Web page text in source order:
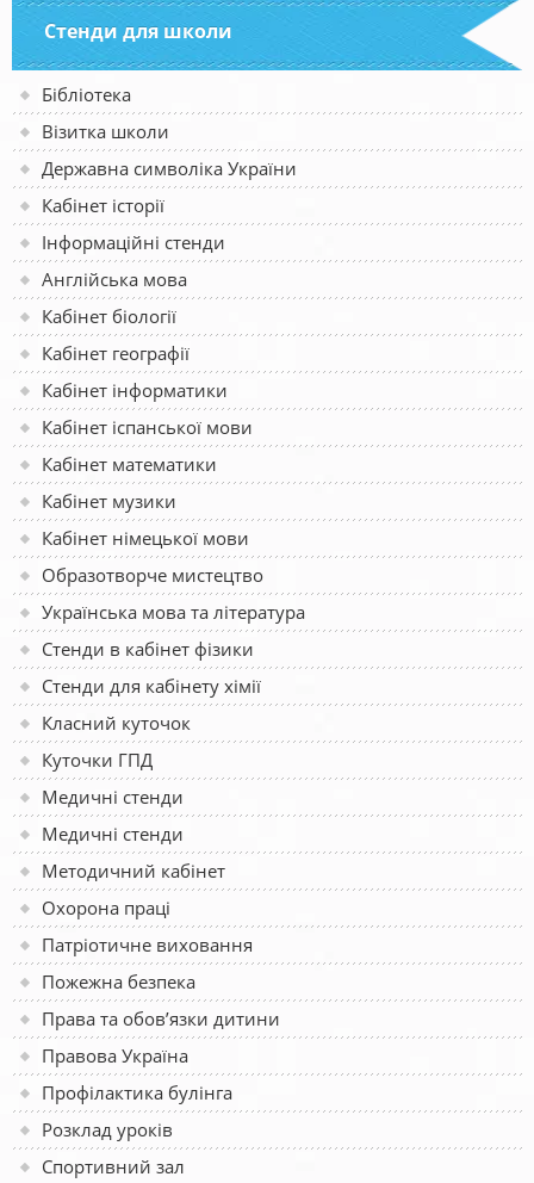
Стенди для школи
Бібліотека
Візитка школи
Державна символіка України
Кабінет історії
Інформаційні стенди
Англійська мова
Кабінет біології
Кабінет географії
Кабінет інформатики
Кабінет іспанської мови
Кабінет математики
Кабінет музики
Кабінет німецької мови
Образотворче мистецтво
Українська мова та література
Стенди в кабінет фізики
Стенди для кабінету хімії
Класний куточок
Куточки ГПД
Медичні стенди
Медичні стенди
Методичний кабінет
Охорона праці
Патріотичне виховання
Пожежна безпека
Права та обов’язки дитини
Правова Україна
Профілактика булінга
Розклад уроків
Спортивний зал